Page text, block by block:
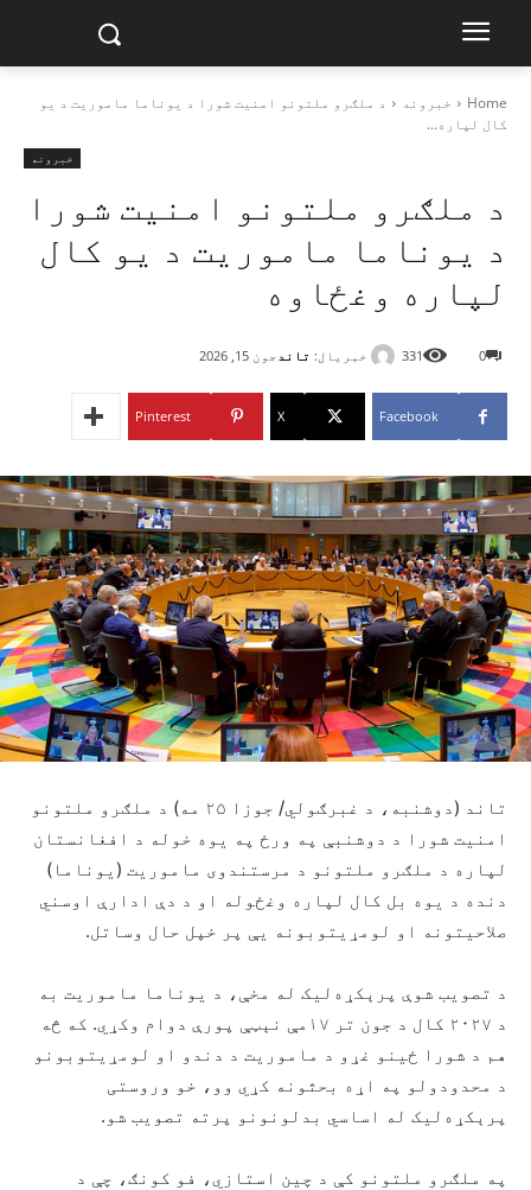
Home خبرونه
د ملګرو ملتونو امنیت شورا د یوناما ماموریت د یو
کال لپاره...
خبرونه
د ملګرو ملتونو امنیت شورا
د یوناما ماموریت د یو کال
لپاره وغځاوه
خبریال: تاند جون 15, 2026 0
331
Facebook
X
Pinterest
تاند (دوشنبه، د غبرګولي/ جوزا ۲۵ مه) د ملګرو ملتونو
امنیت شورا د دوشنبې په ورځ په یوه خوله د افغانستان
لپاره د ملګرو ملتونو د مرستندوی ماموریت (یوناما)
دنده د یوه بل کال لپاره وغځوله او د دې ادارې اوسني
صلاحیتونه او لومړیتوبونه یې پر خپل حال وساتل.
د تصویب شوې پرېکړه‌لیک له مخې، د یوناما ماموریت به
د ۲۰۲۷ کال د جون تر ۱۷مې نېټې پورې دوام وکړي. که څه
هم د شورا ځینو غړو د ماموریت د دندو او لومړیتوبونو
د محدودولو په اړه بحثونه کړي وو، خو وروستی
پرېکړه‌لیک له اساسي بدلونونو پرته تصویب شو.
په ملګرو ملتونو کې د چین استازي، فو کونګ، چې د